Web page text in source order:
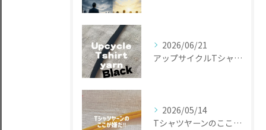
2026/06/21
アップサイクルTシャツヤーン
2026/05/14
Tシャツヤーンのここが嫌だ